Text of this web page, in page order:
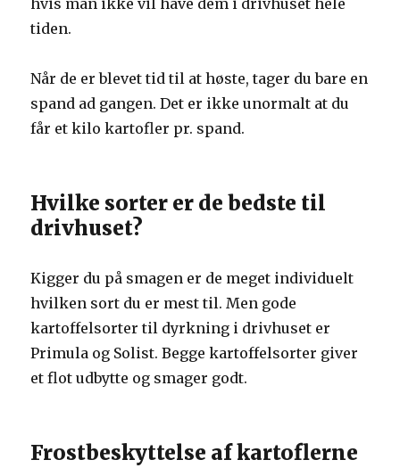
hvis man ikke vil have dem i drivhuset hele
tiden.
Når de er blevet tid til at høste, tager du bare en
spand ad gangen. Det er ikke unormalt at du
får et kilo kartofler pr. spand.
Hvilke sorter er de bedste til
drivhuset?
Kigger du på smagen er de meget individuelt
hvilken sort du er mest til. Men gode
kartoffelsorter til dyrkning i drivhuset er
Primula og Solist. Begge kartoffelsorter giver
et flot udbytte og smager godt.
Frostbeskyttelse af kartoflerne